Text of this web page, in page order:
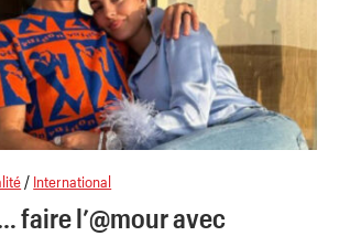
/ International
faire l’@mour avec